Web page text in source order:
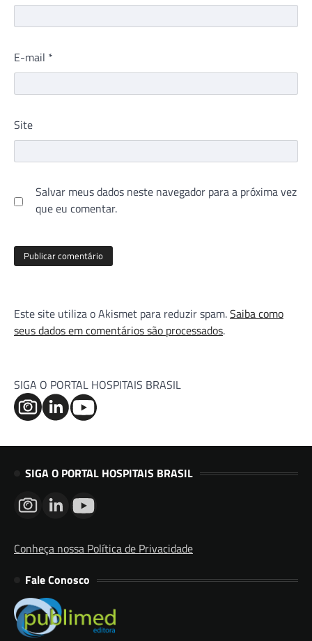
E-mail *
Site
Salvar meus dados neste navegador para a próxima vez
que eu comentar.
Este site utiliza o Akismet para reduzir spam.Saiba como
seus dados em comentários são processados.
SIGA O PORTAL HOSPITAIS BRASIL
SIGA O PORTAL HOSPITAIS BRASIL
Conheça nossa Política de Privacidade
Fale Conosco